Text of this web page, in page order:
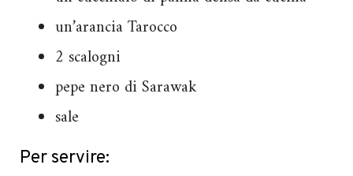
un’arancia Tarocco
2 scalogni
pepe nero di Sarawak
sale
Per servire: